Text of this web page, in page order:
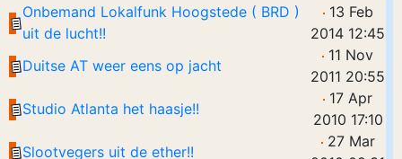
Onbemand Lokalfunk Hoogstede ( BRD )
uit de lucht!!
13 Feb
2014 12:45
Duitse AT weer eens op jacht
11 Nov
2011 20:55
Studio Atlanta het haasje!!
17 Apr
2010 17:10
Slootvegers uit de ether!!
27 Mar